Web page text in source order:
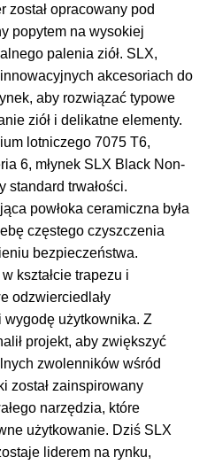
został opracowany pod
popytem na wysokiej
palenia ziół. SLX,
akcesoriach do
aby rozwiązać typowe
ziół i delikatne elementy.
lotniczego 7075 T6,
6, młynek SLX Black Non-
standard trwałości.
powłoka ceramiczna była
częstego czyszczenia
bezpieczeństwa.
kształcie trapezu i
odzwierciedlały
użytkownika. Z
projekt, aby zwiększyć
zwolenników wśród
został zainspirowany
narzędzia, które
użytkowanie. Dziś SLX
liderem na rynku,